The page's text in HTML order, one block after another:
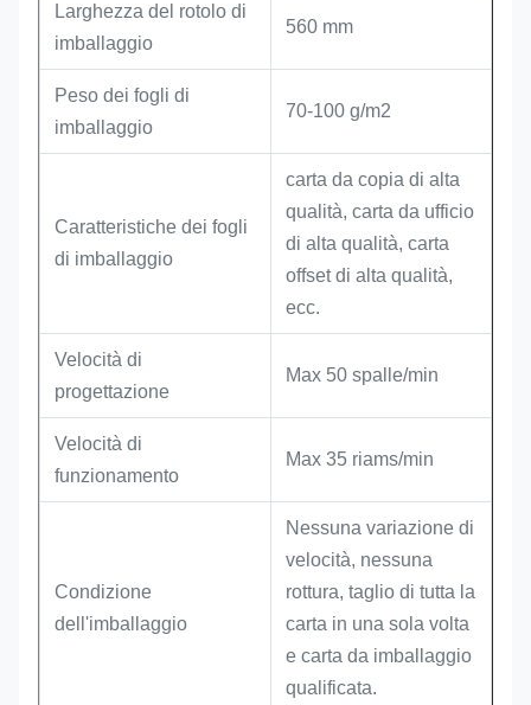
Larghezza del rotolo di
imballaggio
560 mm
Peso dei fogli di
imballaggio
70-100 g/m2
Caratteristiche dei fogli
di imballaggio
carta da copia di alta
qualità, carta da ufficio
di alta qualità, carta
offset di alta qualità,
ecc.
Velocità di
progettazione
Max 50 spalle/min
Velocità di
funzionamento
Max 35 riams/min
Condizione
dell'imballaggio
Nessuna variazione di
velocità, nessuna
rottura, taglio di tutta la
carta in una sola volta
e carta da imballaggio
qualificata.